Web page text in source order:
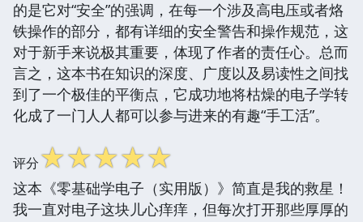
的是它对“安全”的强调，在每一个涉及高电压或者烙
铁操作的部分，都有详细的安全警告和操作规范，这
对于新手来说极其重要，体现了作者的责任心。总而
言之，这本书在知识的深度、广度以及易读性之间找
到了一个极佳的平衡点，它成功地将枯燥的电子学转
化成了一门人人都可以参与进来的有趣“手工活”。
评分☆☆☆☆☆
这本《零基础学电子（实用版）》简直是我的救星！
我一直对电子这块儿心痒痒，但每次打开那些厚厚的